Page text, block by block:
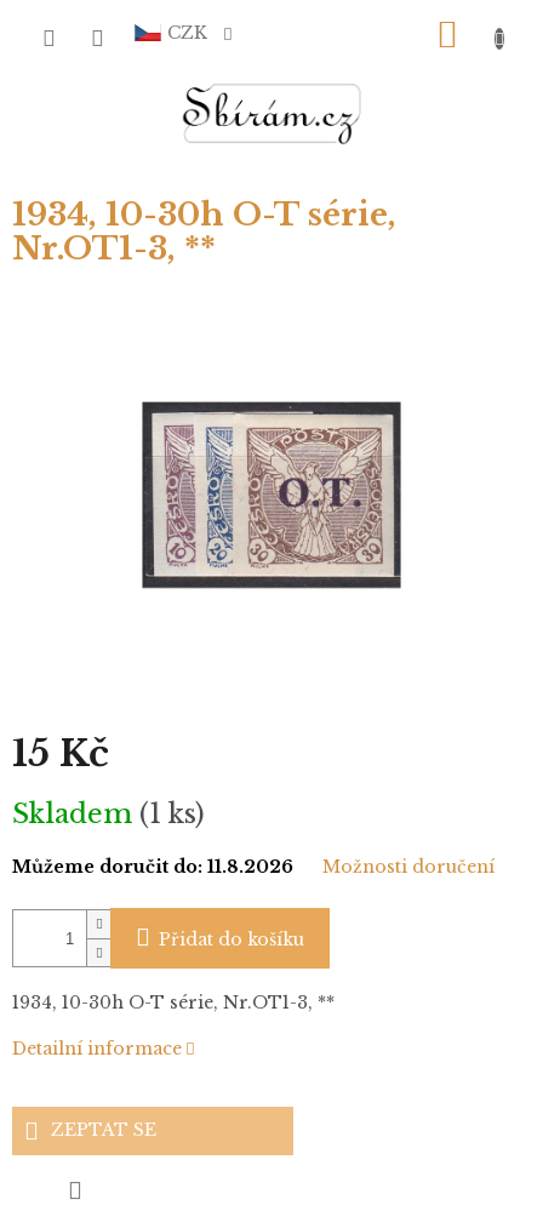
CZK
1934, 10-30h O-T série,
Nr.OT1-3, **
15 Kč
Měrná
cena:
Skladem (1 ks)
Můžeme doručit do: 11.8.2026 Možnosti doručení
Přidat do košíku
1934, 10-30h O-T série, Nr.OT1-3, **
Detailní informace
ZEPTAT SE